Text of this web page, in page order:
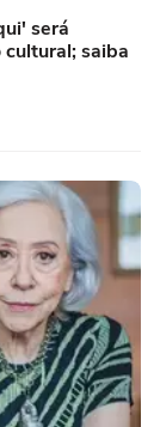
será
saiba